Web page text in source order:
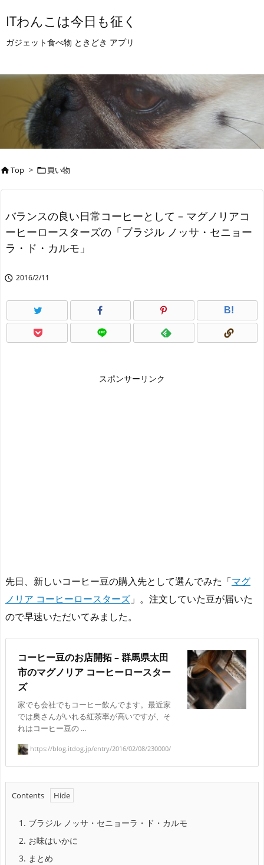
ITわんこは今日も征く
ガジェット食べ物 ときどき アプリ
Top > 買い物
バランスの良い日常コーヒーとして – マグノリアコ
ーヒーロースターズの「ブラジル ノッサ・セニョー
ラ・ド・カルモ」
 2016/2/11
B!
スポンサーリンク
先日、新しいコーヒー豆の購入先として選んでみた「マグ
ノリア コーヒーロースターズ 」。注文していた豆が届いた
ので早速いただいてみました。
コーヒー豆のお店開拓 – 群馬県太田
市のマグノリア コーヒーロースター
ズ
家でも会社でもコーヒー飲んでます。最近家
では奥さんがいれる紅茶率が高いですが、そ
れはコーヒー豆の ...
https://blog.itdog.jp/entry/2016/02/08/230000/
Contents
1. ブラジル ノッサ・セニョーラ・ド・カルモ
2. お味はいかに
3. まとめ